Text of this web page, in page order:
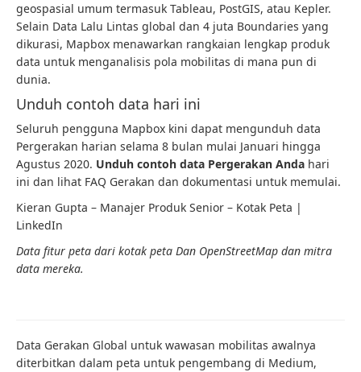
geospasial umum termasuk Tableau, PostGIS, atau Kepler.
Selain Data Lalu Lintas global dan 4 juta Boundaries yang
dikurasi, Mapbox menawarkan rangkaian lengkap produk
data untuk menganalisis pola mobilitas di mana pun di
dunia.
Unduh contoh data hari ini
Seluruh pengguna Mapbox kini dapat mengunduh data
Pergerakan harian selama 8 bulan mulai Januari hingga
Agustus 2020. Unduh contoh data Pergerakan Anda hari
ini dan lihat FAQ Gerakan dan dokumentasi untuk memulai.
Kieran Gupta – Manajer Produk Senior – Kotak Peta |
LinkedIn
Data fitur peta dari kotak peta Dan OpenStreetMap dan mitra
data mereka.
Data Gerakan Global untuk wawasan mobilitas awalnya
diterbitkan dalam peta untuk pengembang di Medium,